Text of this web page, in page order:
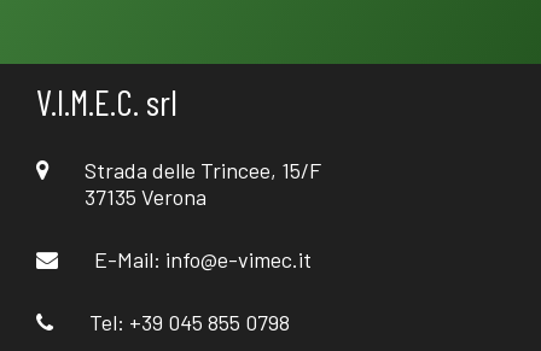
V.I.M.E.C. srl
Strada delle Trincee, 15/F
37135 Verona
E-Mail: info@e-vimec.it
Tel: +39 045 855 0798